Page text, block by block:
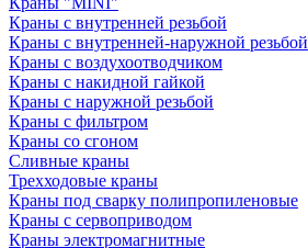
Краны с внутренней резьбой
Краны с внутренней-наружной резьбой
Краны с воздухоотводчиком
Краны с накидной гайкой
Краны с наружной резьбой
Краны с фильтром
Краны со сгоном
Сливные краны
Трехходовые краны
Краны под сварку полипропиленовые
Краны с сервоприводом
Краны электромагнитные